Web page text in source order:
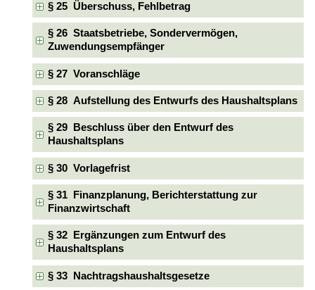
§ 25 Überschuss, Fehlbetrag
§ 26 Staatsbetriebe, Sondervermögen,
Zuwendungsempfänger
§ 27 Voranschläge
§ 28 Aufstellung des Entwurfs des Haushaltsplans
§ 29 Beschluss über den Entwurf des
Haushaltsplans
§ 30 Vorlagefrist
§ 31 Finanzplanung, Berichterstattung zur
Finanzwirtschaft
§ 32 Ergänzungen zum Entwurf des
Haushaltsplans
§ 33 Nachtragshaushaltsgesetze